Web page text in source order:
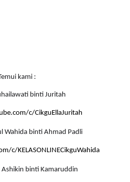
kami :
binti Juritah
c/CikguEllaJuritah
Wahida binti Ahmad Padli
c/KELASONLINECikguWahida
Ashikin binti Kamaruddin